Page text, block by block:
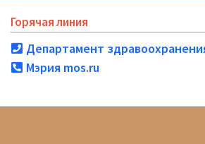
Горячая линия
Департамент
Мэрия mos.ru